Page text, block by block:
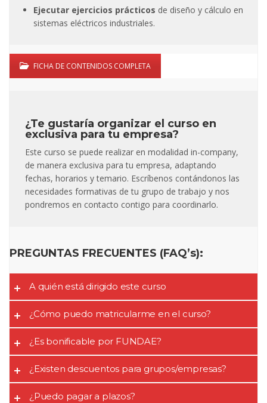
Ejecutar ejercicios prácticos de diseño y cálculo en
sistemas eléctricos industriales.
FICHA DE CONTENIDOS COMPLETA
¿Te gustaría organizar el curso en
exclusiva para tu empresa?
Este curso se puede realizar en modalidad in-company,
de manera exclusiva para tu empresa, adaptando
fechas, horarios y temario. Escríbenos contándonos las
necesidades formativas de tu grupo de trabajo y nos
pondremos en contacto contigo para coordinarlo.
PREGUNTAS FRECUENTES (FAQ’s):
A quién está dirigido este curso
¿Cómo puedo matricularme en el curso?
¿Es bonificable por FUNDAE?
¿Existen descuentos para grupos/empresas?
¿Puedo pagar a plazos?